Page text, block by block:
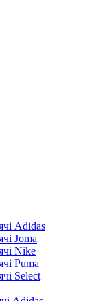
Adidas
Joma
Nike
Puma
Select